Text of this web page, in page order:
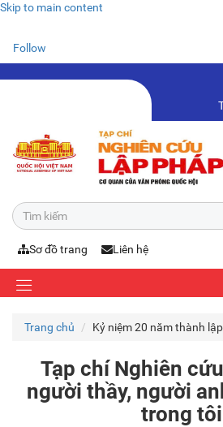
Skip to main content
Follow
Sơ đồ trang Liên hệ
Trang chủ Kỷ niệm 20 năm thành
Tạp chí Nghiên
người thầy, người
trong tôi